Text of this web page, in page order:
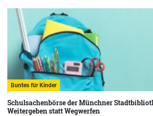
Buntes für Kinder
Schulsachenbörse der Münchner
Weitergeben statt Wegwerfen